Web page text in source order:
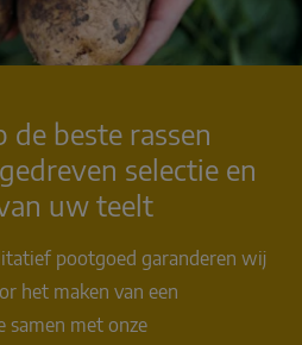
de beste rassen
selectie en
uw teelt
pootgoed garanderen wij
het maken van een
samen met onze